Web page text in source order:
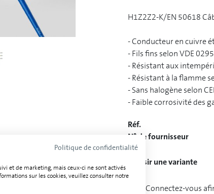
H1Z2Z2-K/EN 50618
- Conducteur en cuivre
- Fils fins selon VDE 0295
- Résistant aux
- Résistant à la flamme
- Sans halogène selon
- Faible corrosivité des
Réf.
N° de fournisseur
Choisir une variante
Connectez-vous
Politique de confidentialité
et de marketing, mais ceux-ci ne sont activés
sur les cookies, veuillez consulter notre